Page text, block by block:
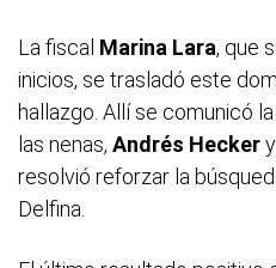
La fiscal Marina Lara, que
inicios, se trasladó este
hallazgo. Allí se comunicó
las nenas, Andrés Heckery
resolvió reforzar la
Delfina.